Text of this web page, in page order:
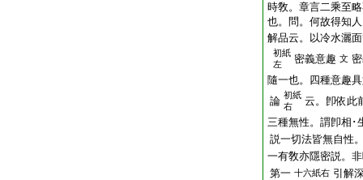
時敎。章言二乘至
也。問。何故得知
解品云。以冷水灑
初紙
左
密義意趣 文
隨一也。四種意趣
論 初紙
右
云。卽依此
三種無性。謂卽相･
説一切法皆無自性
一有敎亦隱密説。
第一 十六紙右 引解